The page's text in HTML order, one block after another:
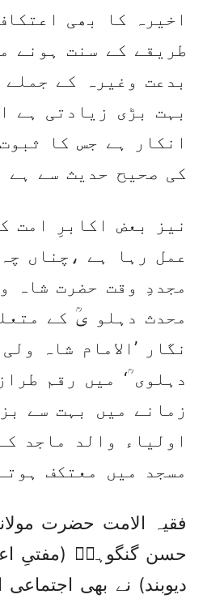
اخیرہ کا بھی
طریقے کے سنت ہونے
بدعت وغیرہ کے
بہت بڑی زیادتی ہے
انکار ہے جس کا
کی صحیح حدیث سے ہے
نیز بعض اکابرِ امت
عمل رہا ہے ،چناں
مجددِ وقت حضرت شاہ
محدث دہلو یؒ کے
نگار ’الامام شاہ
دہلوی ؒ‘ میں رقم
زمانے میں بہت سے
اولیاء والد ماجد
مسجد میں معتکف
فقیہ الامت حضرت
حسن گنگوہیؒ (مفتیِ
دیوبند) نے بھی اجتماعی